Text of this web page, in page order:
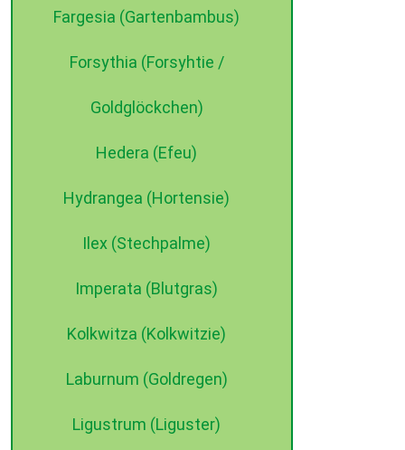
Fargesia (Gartenbambus)
Forsythia (Forsyhtie /
Goldglöckchen)
Hedera (Efeu)
Hydrangea (Hortensie)
Ilex (Stechpalme)
Imperata (Blutgras)
Kolkwitza (Kolkwitzie)
Laburnum (Goldregen)
Ligustrum (Liguster)